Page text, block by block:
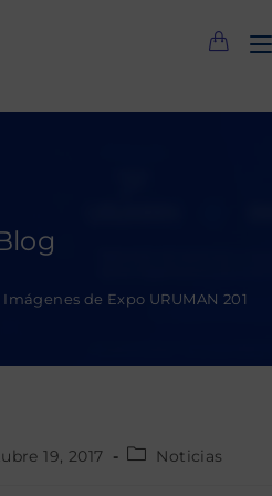
de Expo URUMAN 2017
19, 2017
Categoría
Noticias